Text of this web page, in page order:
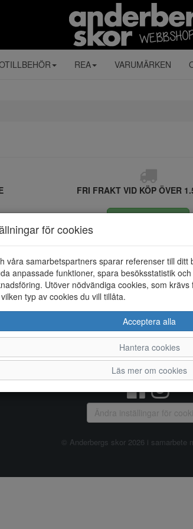
REA VARUMÄRKEN
FRI FRAKT VID KÖP ÖVER
för cookies
våra samarbetspartners sparar referenser till ditt
anpassade funktioner, spara besöksstatistik
Utöver nödvändiga cookies, som
typ av cookies du vill tillåta.
Acceptera alla
Hantera cookies
Läs mer om cookies
Allmänt
Om oss
Öppettider
Ändra inställingar för
© Anderbergs skor 2026 i samarbete